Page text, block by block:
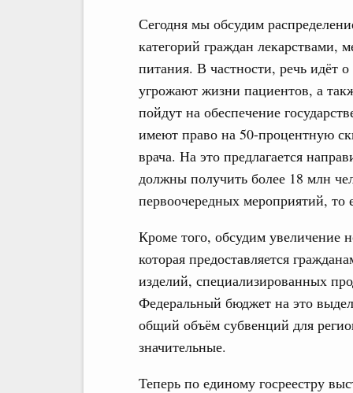
Сегодня мы обсудим
категорий граждан лекарствами,
питания. В частности, речь идёт
угрожают жизни пациентов, а
пойдут на обеспечение
имеют право на 50-процентную
врача. На это предлагается
должны получить более 18 млн
первоочередных мероприятий, то
Кроме того, обсудим увеличение
которая предоставляется
изделий, специализированных
Федеральный бюджет на это
общий объём субвенций для
значительные.
Теперь по единому госреестру